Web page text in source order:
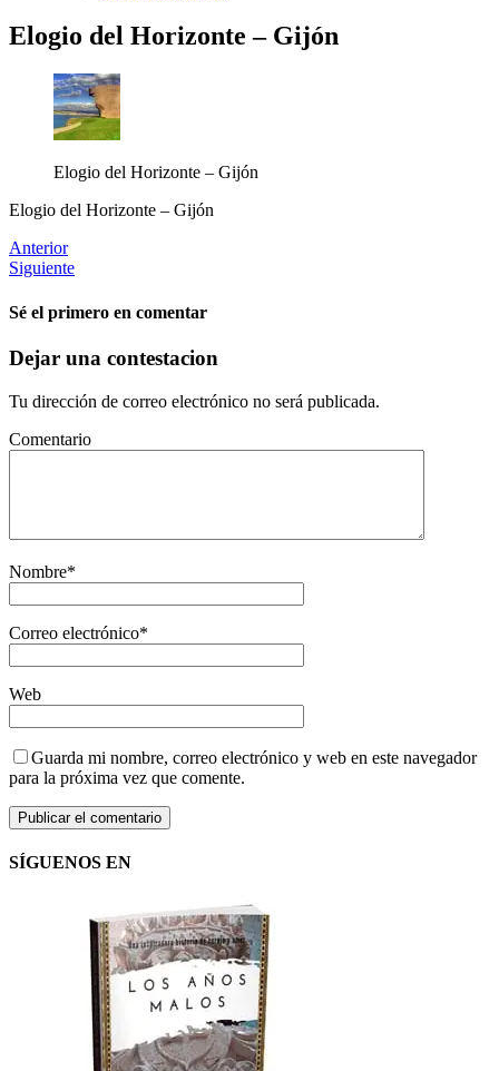
Elogio del Horizonte – Gijón
Elogio del Horizonte – Gijón
Elogio del Horizonte – Gijón
Anterior
Siguiente
Sé el primero en comentar
Dejar una contestacion
Tu dirección de correo electrónico no será publicada.
Comentario
Nombre*
Correo electrónico*
Web
Guarda mi nombre, correo electrónico y web en este navegador
para la próxima vez que comente.
SÍGUENOS EN